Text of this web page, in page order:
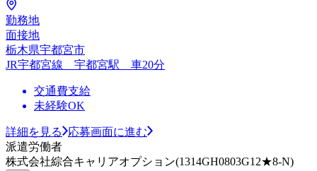
勤務地
面接地
栃木県宇都宮市
JR宇都宮線 宇都宮駅 車20分
交通費支給
未経験OK
詳細を見る
応募画面に進む
派遣労働者
株式会社綜合キャリアオプション(1314GH0803G12★8-N)